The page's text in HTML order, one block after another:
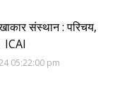
संस्थान : परिचय,
ICAI
05:22:00 pm